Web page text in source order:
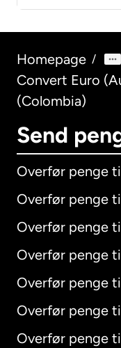
Homepage /
Convert Euro
(Colombia)
Send
Overfør penge
Overfør penge
Overfør penge
Overfør penge
Overfør penge
Overfør penge
Overfør penge